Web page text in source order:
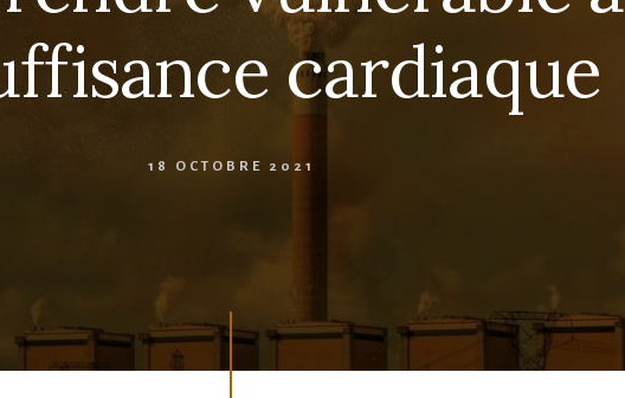
cardiaque
18 OCTOBRE 2021